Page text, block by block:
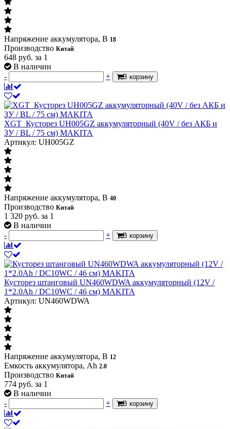
Напряжение аккумулятора, В 18
Производство Китай
648 руб. за 1
В наличии
-
+ В корзину
XGT_Кусторез UH005GZ аккумуляторный (40V / без АКБ и
ЗУ / BL / 75 см) MAKITA
Артикул: UH005GZ
Напряжение аккумулятора, В 40
Производство Китай
1 320 руб. за 1
В наличии
-
+ В корзину
Кусторез штанговый UN460WDWA аккумуляторный (12V /
1*2.0Ah / DC10WC / 46 см) MAKITA
Артикул: UN460WDWA
Напряжение аккумулятора, В 12
Емкость аккумулятора, Ah 2.0
Производство Китай
774 руб. за 1
В наличии
-
+ В корзину